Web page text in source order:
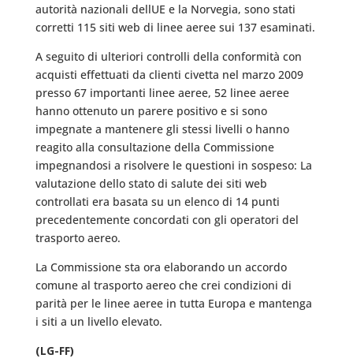
autorità nazionali dellUE e la Norvegia, sono stati
corretti 115 siti web di linee aeree sui 137 esaminati.
A seguito di ulteriori controlli della conformità con
acquisti effettuati da clienti civetta nel marzo 2009
presso 67 importanti linee aeree, 52 linee aeree
hanno ottenuto un parere positivo e si sono
impegnate a mantenere gli stessi livelli o hanno
reagito alla consultazione della Commissione
impegnandosi a risolvere le questioni in sospeso: La
valutazione dello stato di salute dei siti web
controllati era basata su un elenco di 14 punti
precedentemente concordati con gli operatori del
trasporto aereo.
La Commissione sta ora elaborando un accordo
comune al trasporto aereo che crei condizioni di
parità per le linee aeree in tutta Europa e mantenga
i siti a un livello elevato.
(LG-FF)